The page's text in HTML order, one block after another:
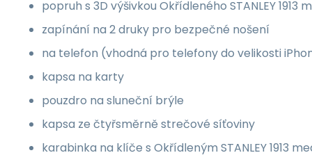
popruh s 3D výšivkou Okřídleného STANLEY 1913
zapínání na 2 druky pro bezpečné nošení
na telefon (vhodná pro telefony do velikosti
kapsa na karty
pouzdro na sluneční brýle
kapsa ze čtyřsměrně strečové síťoviny
karabinka na klíče s Okřídleným STANLEY 1913